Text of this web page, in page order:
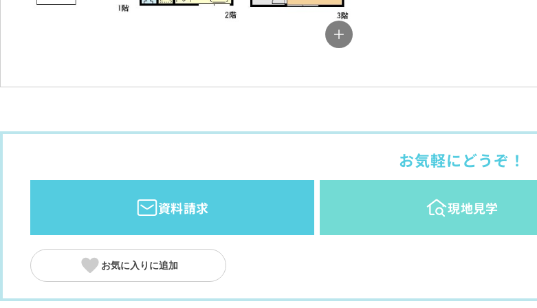
お気軽にどうぞ！
資料請求 現地見学
お気に入りに追加